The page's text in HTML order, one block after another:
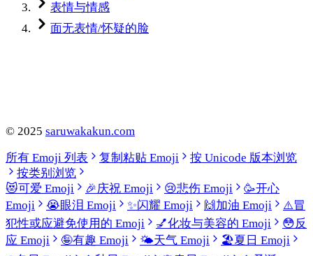
表情与情感
面无表情/怀疑的脸
© 2025 saruwakakun.com
所有 Emoji 列表
复制粘贴 Emoji
按 Unicode 版本浏览
按类别浏览
😻可爱 Emoji 🎉庆祝 Emoji 😢悲伤 Emoji 🥳开心
Emoji
😭眼泪 Emoji ✨闪耀 Emoji 🙌加油 Emoji ⚠️冒
犯性或应避免使用的 Emoji
💅化妆与美容的 Emoji 😳反
应 Emoji
🤪有趣 Emoji 🌤️天气 Emoji 🏖️夏日 Emoji